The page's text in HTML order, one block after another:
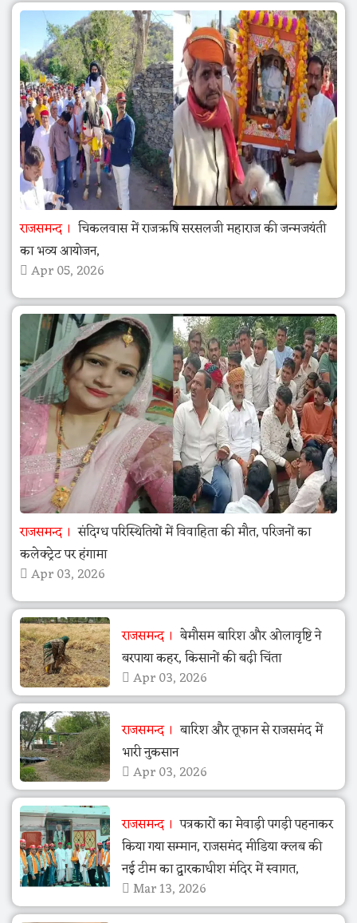
राजसमन्द
चिकलवास में राजऋषि सरसलजी महाराज की जन्मजयंती
का भव्य आयोजन,
Apr 05, 2026
राजसमन्द
संदिग्ध परिस्थितियों में विवाहिता की मौत, परिजनों का
कलेक्ट्रेट पर हंगामा
Apr 03, 2026
राजसमन्द
बेमौसम बारिश और ओलावृष्टि ने
बरपाया कहर, किसानों की बढ़ी चिंता
Apr 03, 2026
राजसमन्द
बारिश और तूफान से राजसमंद में
भारी नुकसान
Apr 03, 2026
राजसमन्द
पत्रकारों का मेवाड़ी पगड़ी पहनाकर
किया गया सम्मान, राजसमंद मीडिया क्लब की
नई टीम का द्वारकाधीश मंदिर में स्वागत,
Mar 13, 2026